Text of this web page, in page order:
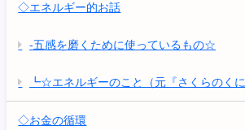
◇エネルギー的お話
-五感を磨くために使っているもの☆
┗☆エネルギーのこと（元『さくらのく
◇お金の循環